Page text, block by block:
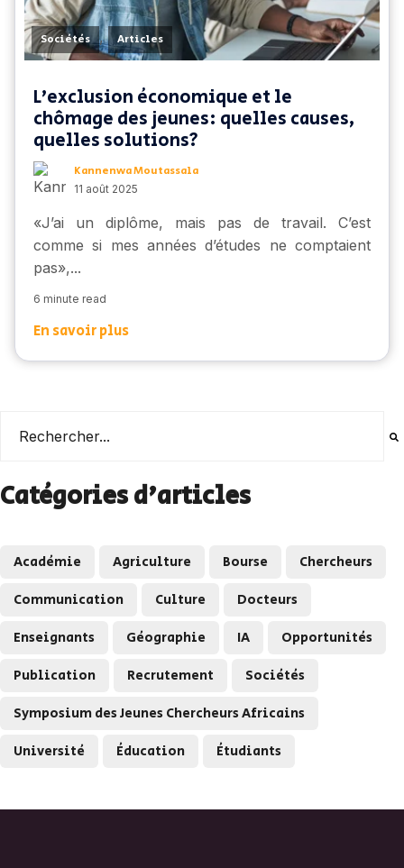
Sociétés , Articles
L’exclusion économique et le
chômage des jeunes: quelles causes,
quelles solutions?
Kannenwa Moutassala
11 août 2025
«J’ai un diplôme, mais pas de travail. C’est
comme si mes années d’études ne comptaient
pas»,...
6 minute read
En savoir plus
Catégories d'articles
Académie Agriculture Bourse
Chercheurs
Communication
Culture
Docteurs
Enseignants
Géographie IA
Opportunités
Publication
Recrutement
Sociétés
Symposium des Jeunes Chercheurs Africains
Université
Éducation Étudiants